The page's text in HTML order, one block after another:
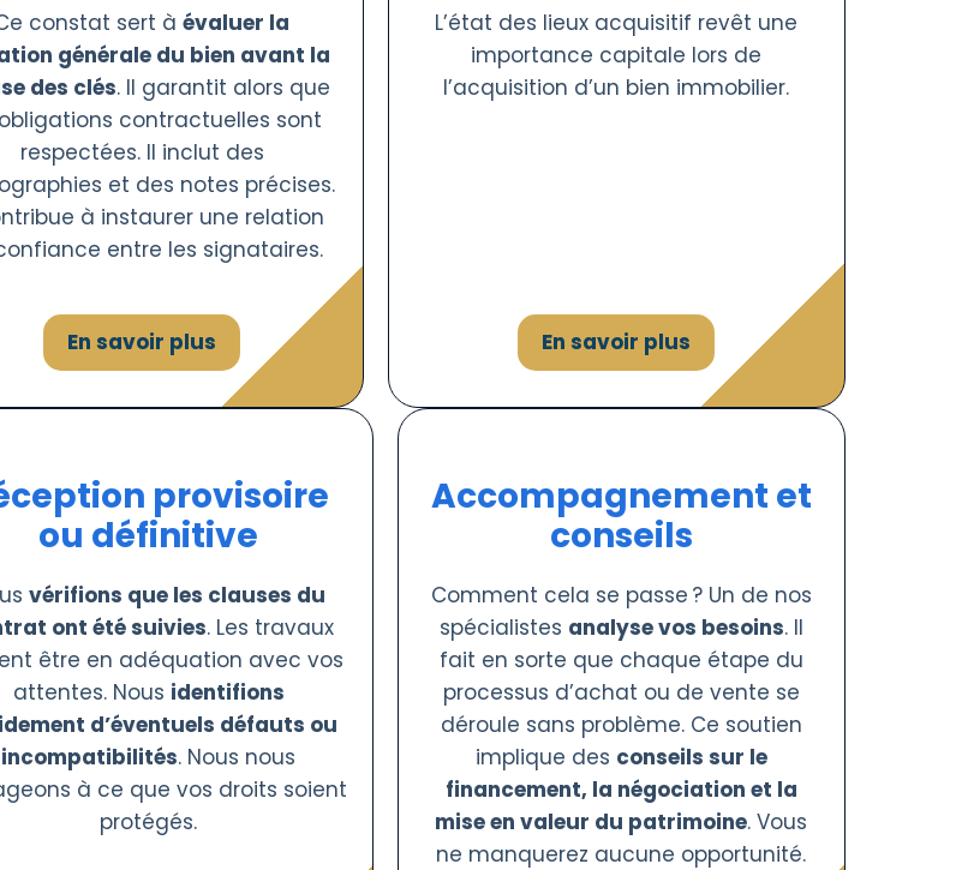
constat sert àévaluer la
générale du bien avant la
des clés. Il garantit alors que
contractuelles sont
respectées. Il inclut des
et des notes précises.
à instaurer une relation
entre les signataires.
En savoir plus
L’état des lieux acquisitif revêt une
importance capitale lors de
l’acquisition d’un bien immobilier.
En savoir plus
provisoire
ou définitive
vérifions que les clauses du
ont été suivies. Les travaux
être en adéquation avec vos
attentes. Nous identifions
d’éventuels défauts ou
incompatibilités. Nous nous
à ce que vos droits soient
protégés.
Accompagnement et
conseils
Comment cela se passe ? Un de nos
spécialistes analyse vos besoins. Il
fait en sorte que chaque étape du
processus d’achat ou de vente se
déroule sans problème. Ce soutien
implique des conseils sur le
financement, la négociation et la
mise en valeur du patrimoine. Vous
ne manquerez aucune opportunité.